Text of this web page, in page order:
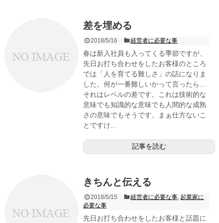
差を埋める
2018/5/16 経営者に必要な事
春は新入社員も入ってくる季節ですが、
先日お打ち合わせをしたお客様のところ
では「人を育てる難しさ」の話になりま
した。何が一番難しいかって言ったら…
それはレベルの差です。これは技術的な
意味でも知識的な意味でも人間的な成熟
さの意味でもそうです。まぁ仕方ないこ
とですけ...
記事を読む
きちんと伝える
2018/5/15 経営者に必要な事, 起業家に
必要な事
先日お打ち合わせをしたお客様と話題に